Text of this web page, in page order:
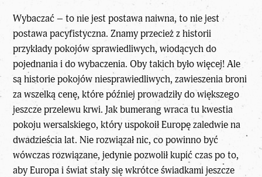
Wybaczać – to nie jest postawa naiwna, to nie jest
postawa pacyfistyczna. Znamy przecież z historii
przykłady pokojów sprawiedliwych, wiodących do
pojednania i do wybaczenia. Oby takich było więcej! Ale
są historie pokojów niesprawiedliwych, zawieszenia broni
za wszelką cenę, które później prowadziły do większego
jeszcze przelewu krwi. Jak bumerang wraca tu kwestia
pokoju wersalskiego, który uspokoił Europę zaledwie na
dwadzieścia lat. Nie rozwiązał nic, co powinno być
wówczas rozwiązane, jedynie pozwolił kupić czas po to,
aby Europa i świat stały się wkrótce świadkami jeszcze